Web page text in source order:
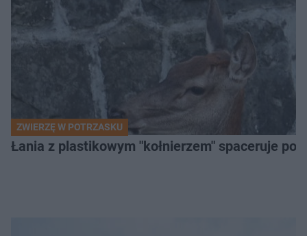
ZWIERZĘ W POTRZASKU
Łania z plastikowym "kołnierzem" spaceruje po